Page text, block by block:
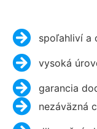
spoľahliví a
vysoká
garancia
nezáväzná